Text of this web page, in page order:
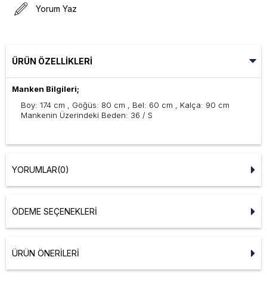
Yorum Yaz
ÜRÜN ÖZELLIKLERI
Manken Bilgileri;
Boy: 174 cm , Göğüs: 80 cm , Bel: 60 cm , Kalça: 90 cm
Mankenin Üzerindeki Beden: 36 / S
YORUMLAR(0)
ÖDEME SEÇENEKLERI
ÜRÜN ÖNERILERI